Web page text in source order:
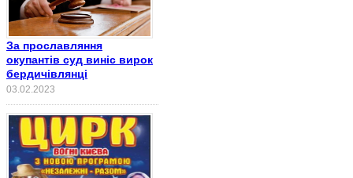
За прославляння
окупантів суд виніс вирок
бердичівлянці
03.02.2023